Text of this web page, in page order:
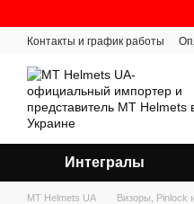
Контакты и график работы
Интегралы
MT Helmets UA Визоры, Pinlock